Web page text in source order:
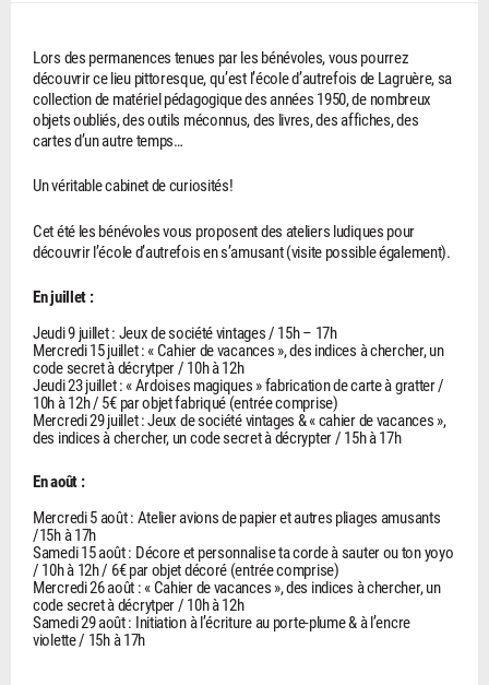
Lors des permanences tenues par les bénévoles, vous pourrez
découvrir ce lieu pittoresque, qu’est l’école d’autrefois de Lagruère, sa
collection de matériel pédagogique des années 1950, de nombreux
objets oubliés, des outils méconnus, des livres, des affiches, des
cartes d’un autre temps…
Un véritable cabinet de curiosités!
Cet été les bénévoles vous proposent des ateliers ludiques pour
découvrir l’école d’autrefois en s’amusant (visite possible également).
En juillet :
Jeudi 9 juillet : Jeux de société vintages / 15h – 17h
Mercredi 15 juillet : « Cahier de vacances », des indices à chercher, un
code secret à décrytper / 10h à 12h
Jeudi 23 juillet : « Ardoises magiques » fabrication de carte à gratter /
10h à 12h / 5€ par objet fabriqué (entrée comprise)
Mercredi 29 juillet : Jeux de société vintages & « cahier de vacances »,
des indices à chercher, un code secret à décrypter / 15h à 17h
En août :
Mercredi 5 août : Atelier avions de papier et autres pliages amusants
/15h à 17h
Samedi 15 août : Décore et personnalise ta corde à sauter ou ton yoyo
/ 10h à 12h / 6€ par objet décoré (entrée comprise)
Mercredi 26 août : « Cahier de vacances », des indices à chercher, un
code secret à décrytper / 10h à 12h
Samedi 29 août : Initiation à l’écriture au porte-plume & à l’encre
violette / 15h à 17h